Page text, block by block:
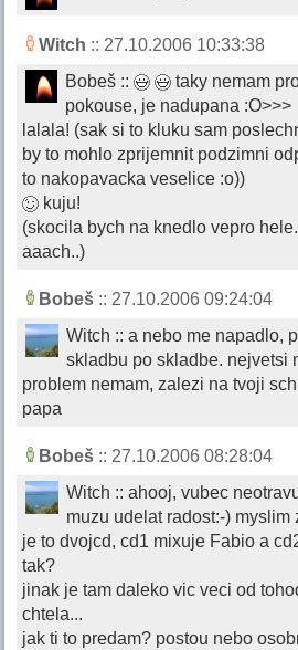
Witch :: 27.10.2006 10:33:38
Bobeš ::
taky nemam
pokouse, je nadupana :O>>>
lalala! (sak si to kluku sam
by to mohlo zprijemnit podzimni
to nakopavacka veselice :o))
kuju!
(skocila bych na knedlo vepro
aaach..)
Bobeš :: 27.10.2006 09:24:04
Witch :: a nebo me napadlo,
skladbu po skladbe. nejvetsi
problem nemam, zalezi na tvoji
papa
Bobeš :: 27.10.2006 08:28:04
Witch :: ahooj, vubec
muzu udelat radost:-) myslim
je to dvojcd, cd1 mixuje Fabio a
tak?
jinak je tam daleko vic veci od
chtela...
jak ti to predam? postou nebo